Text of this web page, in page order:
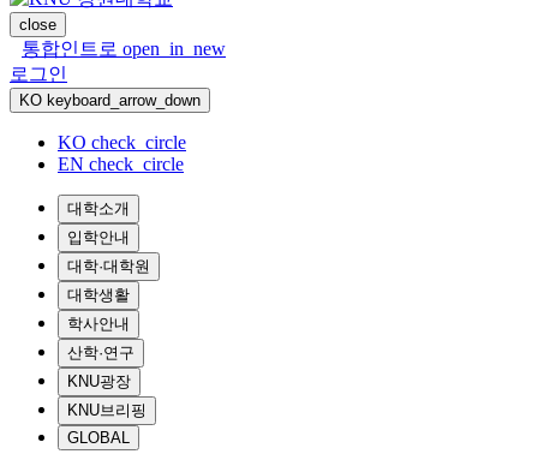
close
통합인트로 open_in_new
로그인
KO keyboard_arrow_down
KO check_circle
EN check_circle
대학소개
입학안내
대학·대학원
대학생활
학사안내
산학·연구
KNU광장
KNU브리핑
GLOBAL